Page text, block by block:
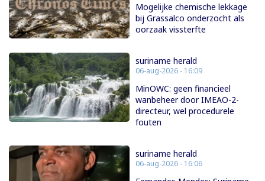
Mogelijke chemische lekkage
bij Grassalco onderzocht als
oorzaak vissterfte
suriname herald
06-aug-2026 - 16:09
MinOWC: geen financieel
wanbeheer door IMEAO-2-
directeur, wel procedurele
fouten
suriname herald
06-aug-2026 - 16:06